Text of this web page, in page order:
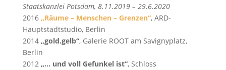
Staatskanzlei Potsdam, 8.11.2019 – 29.6.2020
2016 „Räume – Menschen – Grenzen“, ARD-
Hauptstadtstudio, Berlin
2014 „gold.gelb“, Galerie ROOT am Savignyplatz,
Berlin
2012 „… und voll Gefunkel ist“, Schloss